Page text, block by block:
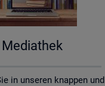
Me­dia­thek
in unseren knappen und